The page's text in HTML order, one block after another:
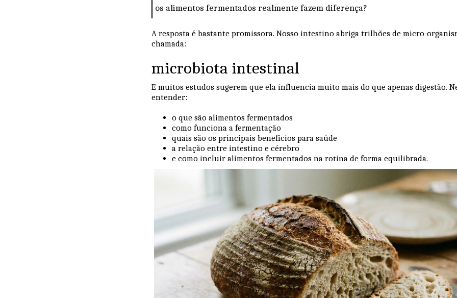
os alimentos fermentados realmente fazem diferença?
A resposta é bastante promissora. Nosso intestino abriga trilhões de micro-
chamada:
microbiota intestinal
E muitos estudos sugerem que ela influencia muito mais do que apenas digestão.
entender:
o que são alimentos fermentados
como funciona a fermentação
quais são os principais benefícios para saúde
a relação entre intestino e cérebro
e como incluir alimentos fermentados na rotina de forma equilibrada.